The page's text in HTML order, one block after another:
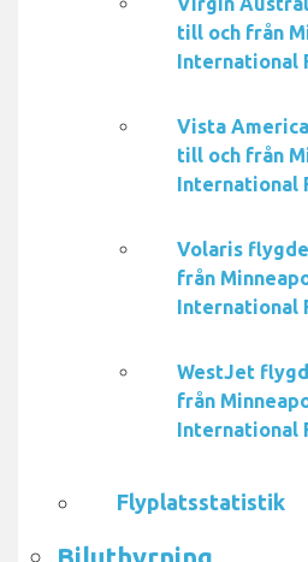
till och från
International
Vista
till och från
International
Volaris
från
International
WestJet
från
International
Flyplatsstatistik